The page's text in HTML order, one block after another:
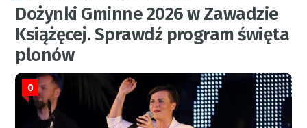
Dożynki Gminne 2026 w Zawadzie
Książęcej. Sprawdź program święta
plonów
0